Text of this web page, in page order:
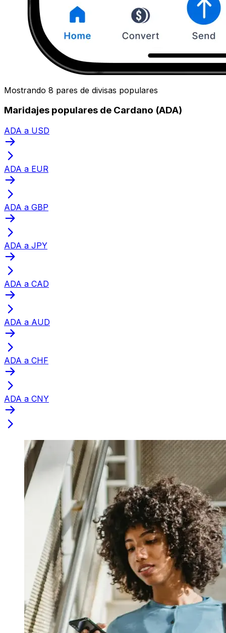
Mostrando 8 pares de divisas populares
Maridajes populares de Cardano (ADA)
ADA a USD
ADA a EUR
ADA a GBP
ADA a JPY
ADA a CAD
ADA a AUD
ADA a CHF
ADA a CNY